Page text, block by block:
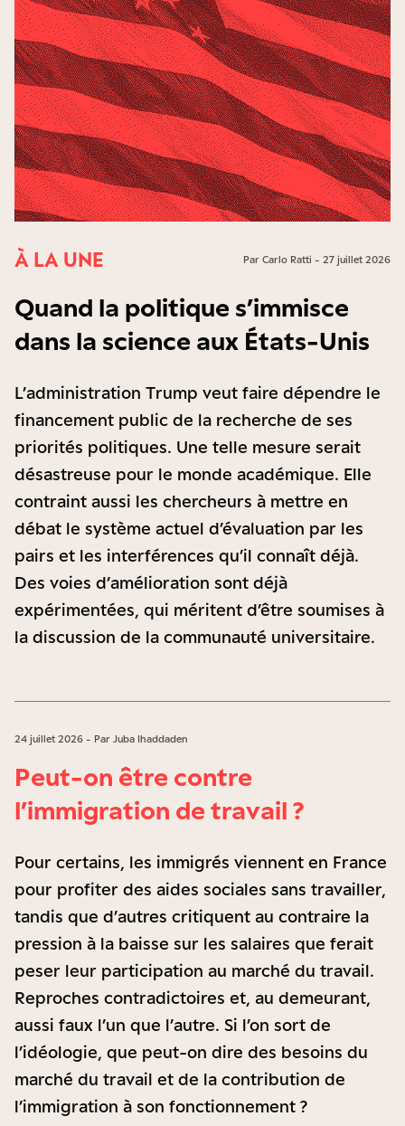
À LA UNE Par Carlo Ratti - 27 juillet 2026
Quand la politique s’immisce
dans la science aux États-Unis
L’administration Trump veut faire dépendre le
financement public de la recherche de ses
priorités politiques. Une telle mesure serait
désastreuse pour le monde académique. Elle
contraint aussi les chercheurs à mettre en
débat le système actuel d’évaluation par les
pairs et les interférences qu’il connaît déjà.
Des voies d’amélioration sont déjà
expérimentées, qui méritent d’être soumises à
la discussion de la communauté universitaire.
24 juillet 2026 - Par Juba Ihaddaden
Peut-on être contre
l’immigration de travail ?
Pour certains, les immigrés viennent en France
pour profiter des aides sociales sans travailler,
tandis que d’autres critiquent au contraire la
pression à la baisse sur les salaires que ferait
peser leur participation au marché du travail.
Reproches contradictoires et, au demeurant,
aussi faux l’un que l’autre. Si l’on sort de
l’idéologie, que peut-on dire des besoins du
marché du travail et de la contribution de
l’immigration à son fonctionnement ?